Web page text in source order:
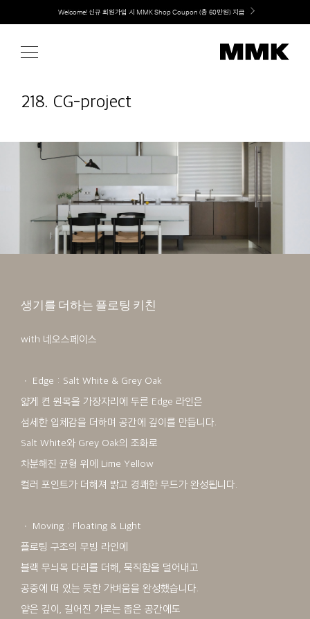
content
Welcome! 신규 회원가입 시 MMK Shop Coupon (총 60만원) 지급
취향대로 완성하는 커스텀 아일랜드 키친, MMK The Island 출시
218. CG-project
생기를 더하는 플로팅 키친
with 네오스페이스
ㆍ Edge : Salt White & Grey Oak
얇게 켠 원목을 가장자리에 두른 Edge 라인은
섬세한 입체감을 더하며 공간에 깊이를 만듭니다.
Salt White와 Grey Oak의 조화로
차분해진 균형 위에 Lime Yellow
컬러 포인트가 더해져 밝고 경쾌한 무드가 완성됩니다.
ㆍ Moving : Floating & Light
플로팅 구조의 무빙 라인에
블랙 무늬목 다리를 더해, 묵직함을 덜어내고
공중에 떠 있는 듯한 가벼움을 완성했습니다.
얕은 깊이, 길어진 가로는 좁은 공간에도